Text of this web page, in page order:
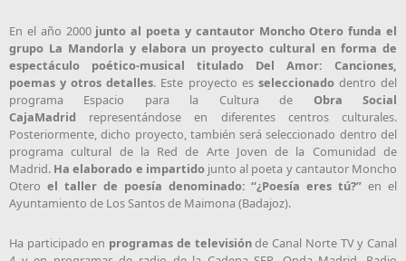
En el año 2000 junto al poeta y cantautor Moncho Otero funda el
grupo La Mandorla y elabora un proyecto cultural en forma de
espectáculo poético-musical titulado Del Amor: Canciones,
poemas y otros detalles. Este proyecto es seleccionado dentro del
programa Espacio para la Cultura de Obra Social
CajaMadrid representándose en diferentes centros culturales.
Posteriormente, dicho proyecto, también será seleccionado dentro del
programa cultural de la Red de Arte Joven de la Comunidad de
Madrid. Ha elaborado e impartido junto al poeta y cantautor Moncho
Otero el taller de poesía denominado: “¿Poesía eres tú?”en el
Ayuntamiento de Los Santos de Maimona (Badajoz).
Ha participado en programas de televisiónde Canal Norte TV y Canal